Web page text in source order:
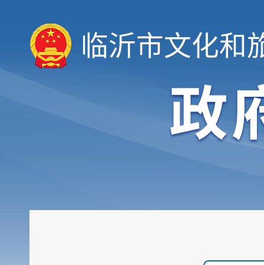
临沂市文化和